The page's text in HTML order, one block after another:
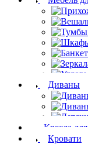
Диваны
Кресла
Кровати